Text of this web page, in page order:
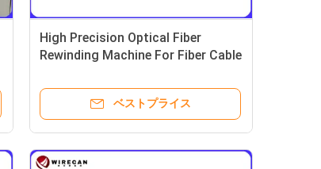
High Precision Optical Fiber
Rewinding Machine For Fiber Cable
ベストプライス